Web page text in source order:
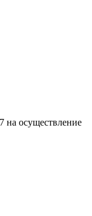
на осуществление